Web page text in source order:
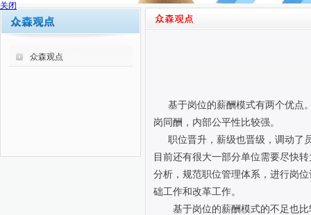
众森观点
基于岗位的薪酬模式有两个优点
岗同酬，内部公平性比较强。
职位晋升，薪级也晋级，调动了
目前还有很大一部分单位需要尽快
分析，规范职位管理体系，进行岗
础工作和改革工作。
基于岗位的薪酬模式的不足也
关闭